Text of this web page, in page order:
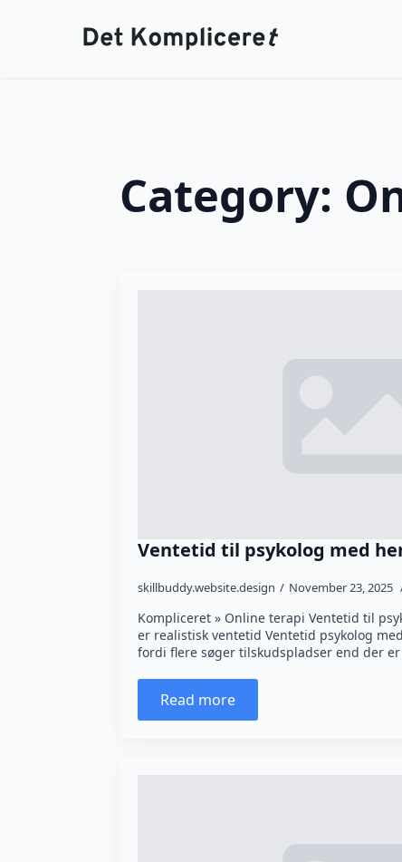
Category:
Ventetid til psykolog med
skillbuddy.website.design November 23, 2025
Kompliceret » Online terapi Ventetid til
er realistisk ventetid Ventetid psykolog
fordi flere søger tilskudspladser end der
Read more